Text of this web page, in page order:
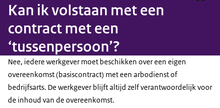
Kan ik volstaan met een
contract met een
‘tussenpersoon’?
Nee, iedere werkgever moet beschikken over een eigen
overeenkomst (basiscontract) met een arbodienst of
bedrijfsarts. De werkgever blijft altijd zelf verantwoordelijk voor
de inhoud van de overeenkomst.